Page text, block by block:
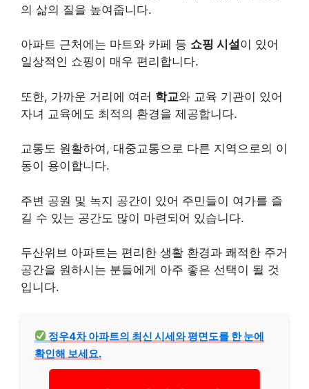
의 삶의 질을 높여줍니다.
아파트 근처에는 마트와 카페 등 쇼핑 시설이 있어
일상적인 쇼핑이 매우 편리합니다.
또한, 가까운 거리에 여러 학교와 교육 기관이 있어
자녀 교육에도 최적의 환경을 제공합니다.
교통도 원활하여, 대중교통으로 다른 지역으로의 이
동이 용이합니다.
주변 공원 및 녹지 공간이 있어 주민들이 여가를 즐
길 수 있는 공간도 많이 마련되어 있습니다.
두산위브 아파트는 편리한 생활 환경과 쾌적한 주거
공간을 원하시는 분들에게 아주 좋은 선택이 될 것
입니다.
정우4차 아파트의 최신 시세와 평면도를 한 눈에
확인해 보세요.